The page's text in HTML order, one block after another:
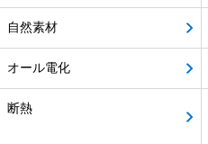
自然素材
オール電化
断熱